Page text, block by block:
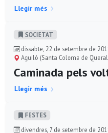
Llegir més
SOCIETAT
dissabte, 22 de setembre de
Aguiló (Santa Coloma de
Caminada pels
Llegir més
FESTES
divendres, 7 de setembre de